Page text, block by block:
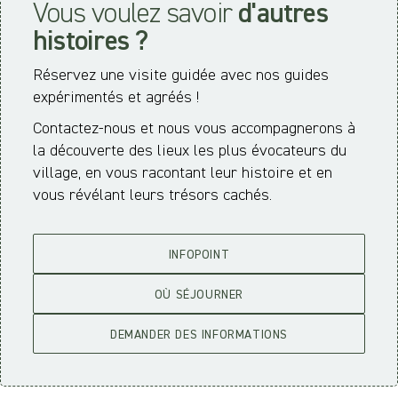
Vous voulez savoir d'autres
histoires ?
Réservez une visite guidée avec nos guides
expérimentés et agréés !
Contactez-nous et nous vous accompagnerons à
la découverte des lieux les plus évocateurs du
village, en vous racontant leur histoire et en
vous révélant leurs trésors cachés.
INFOPOINT
OÙ SÉJOURNER
DEMANDER DES INFORMATIONS